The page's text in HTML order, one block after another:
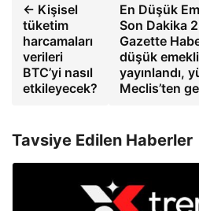
← Kişisel
tüketim
harcamaları
verileri
BTC’yi nasıl
etkileyecek?
En Düşük
Son Dakika
Gazette
düşük
yayınlandı,
Meclis’ten
Tavsiye Edilen Haberler